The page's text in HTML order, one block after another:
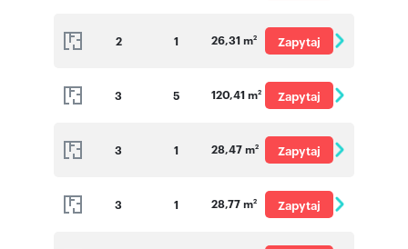
2 1 26,31 m2
Zapytaj
3 5 120,41 m2
Zapytaj
3 1 28,47 m2
Zapytaj
3 1 28,77 m2
Zapytaj